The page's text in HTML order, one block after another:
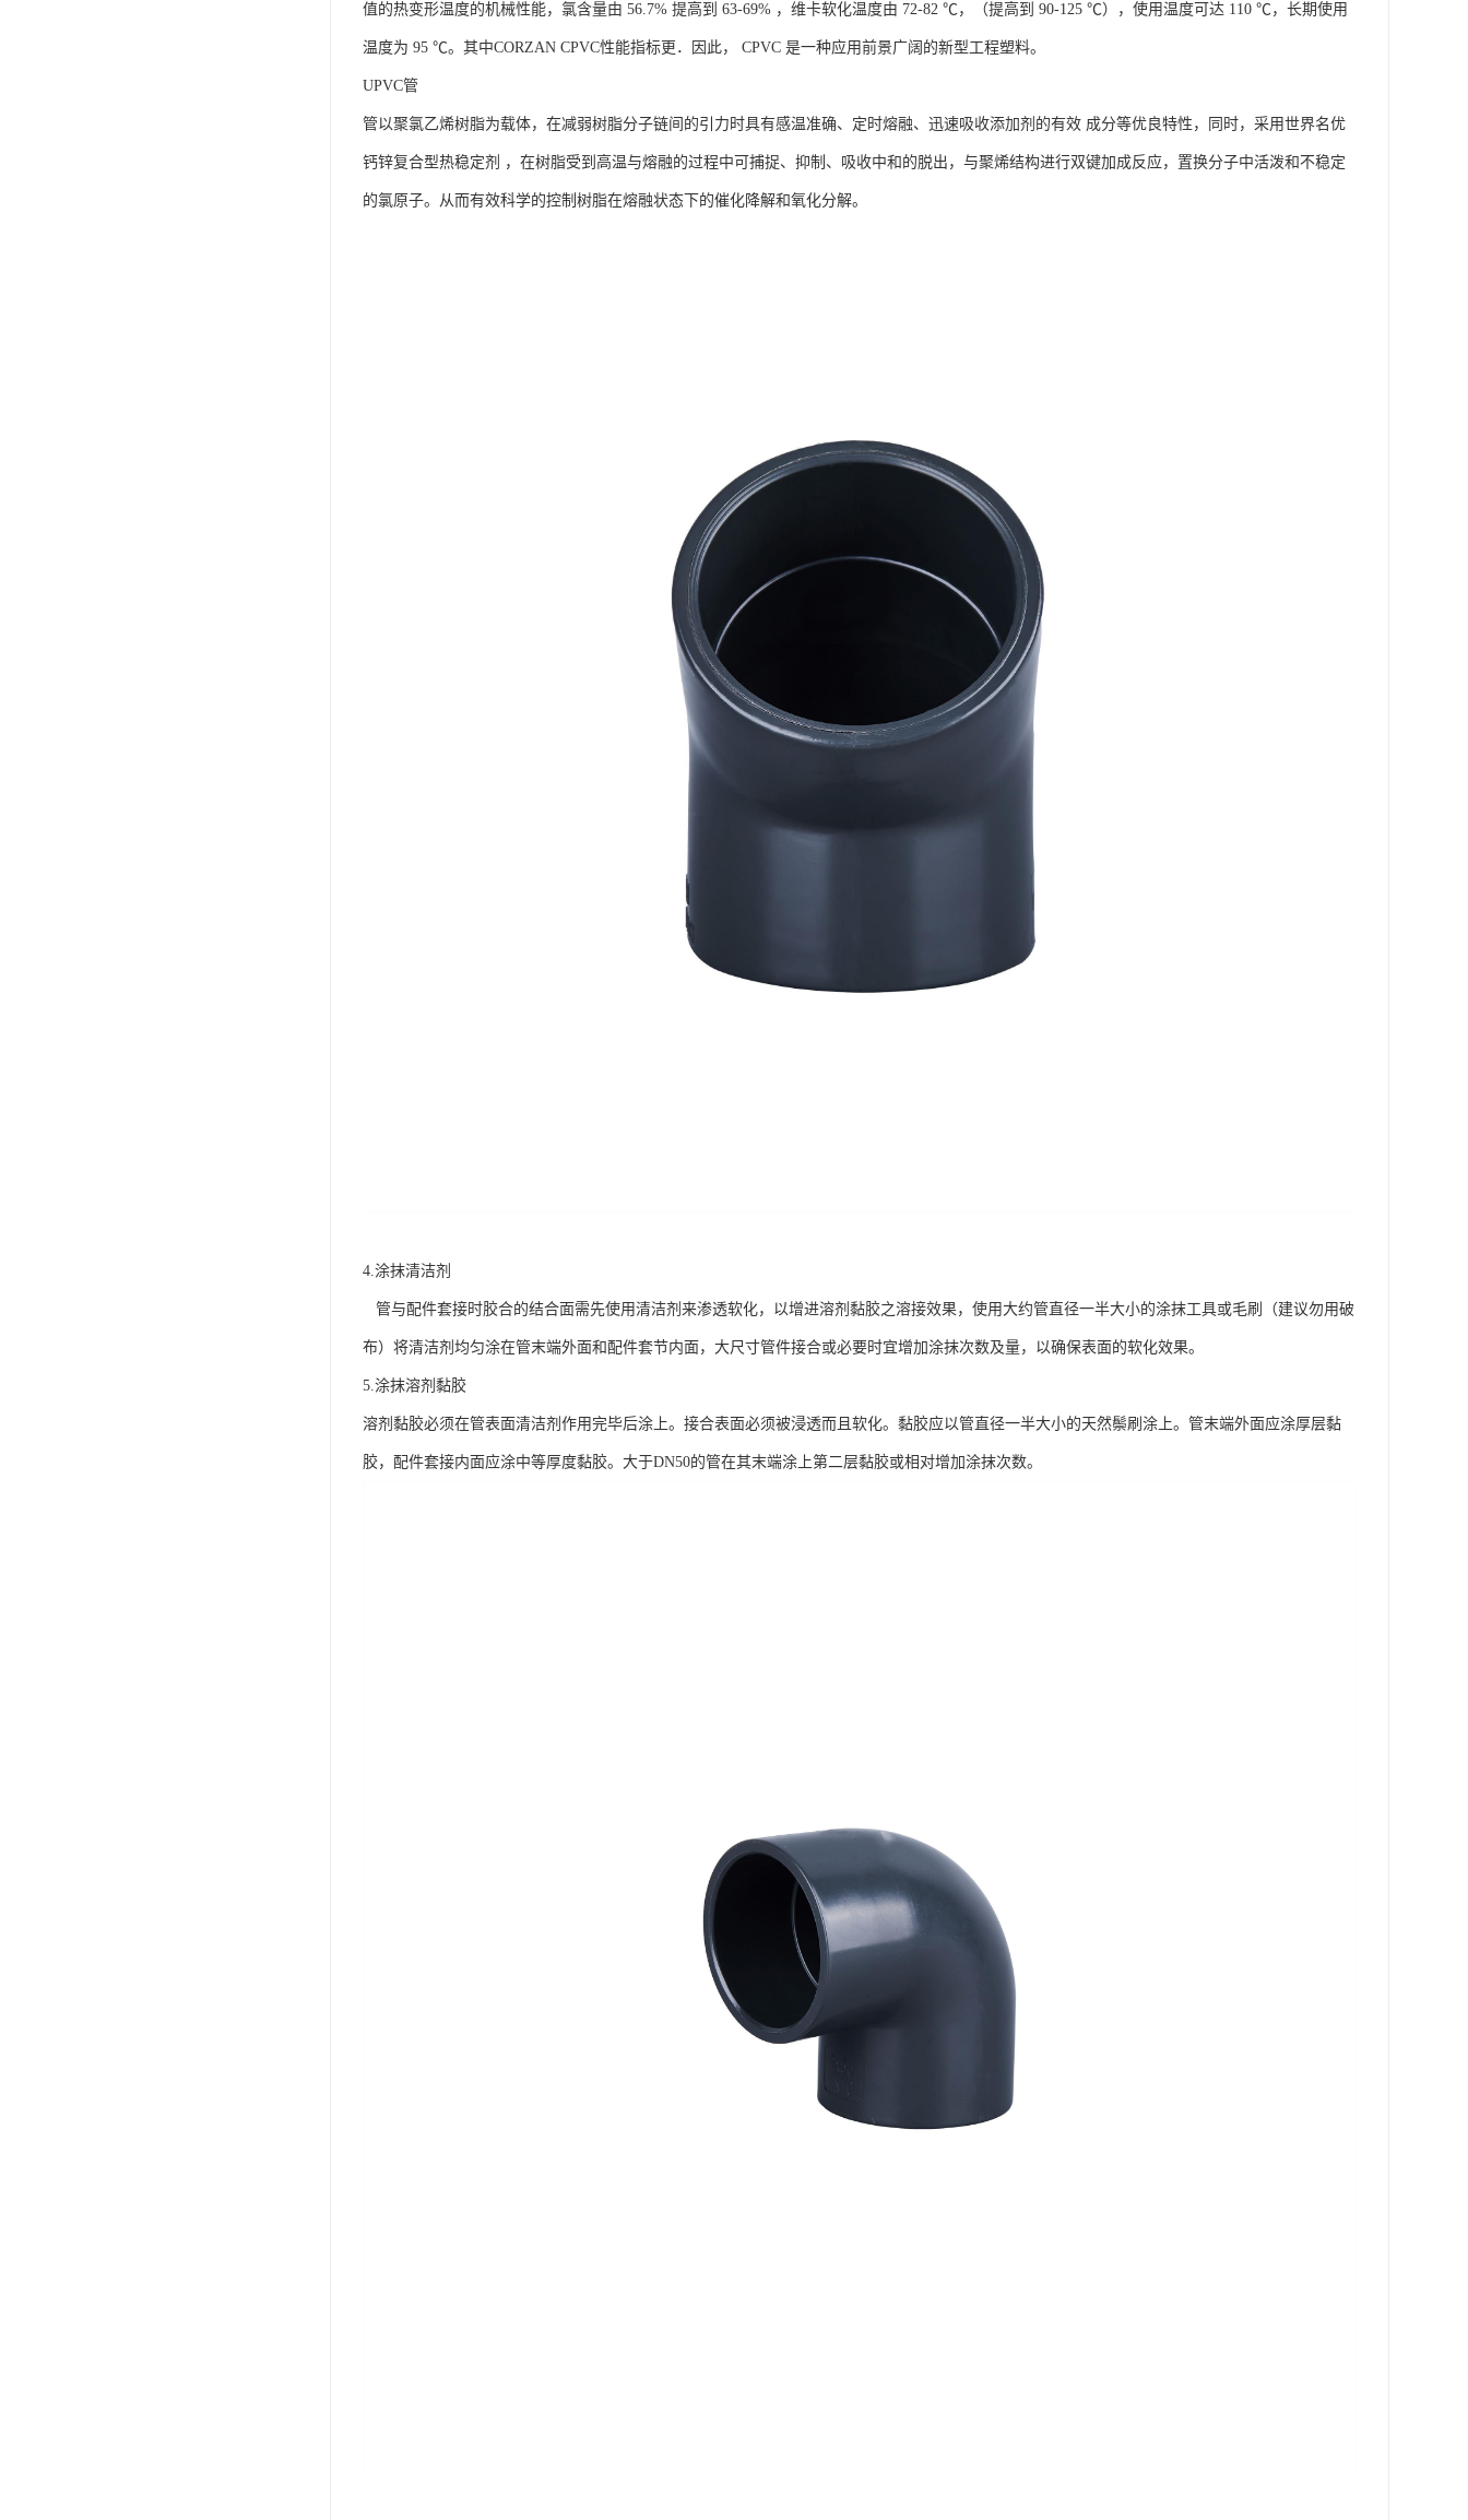
值的热变形温度的机械性能，氯含量由 56.7% 提高到 63-69% ，维卡软化温度由 72-82 ℃，（提高到 90-125 ℃），使用温度可达 110 ℃，长期使用
温度为 95 ℃。其中CORZAN CPVC性能指标更．因此， CPVC 是一种应用前景广阔的新型工程塑料。
UPVC管
管以聚氯乙烯树脂为载体，在减弱树脂分子链间的引力时具有感温准确、定时熔融、迅速吸收添加剂的有效 成分等优良特性，同时，采用世界名优
钙锌复合型热稳定剂 ，在树脂受到高温与熔融的过程中可捕捉、抑制、吸收中和的脱出，与聚烯结构进行双键加成反应，置换分子中活泼和不稳定
的氯原子。从而有效科学的控制树脂在熔融状态下的催化降解和氧化分解。
4.涂抹清洁剂
管与配件套接时胶合的结合面需先使用清洁剂来渗透软化，以增进溶剂黏胶之溶接效果，使用大约管直径一半大小的涂抹工具或毛刷（建议勿用破
布）将清洁剂均匀涂在管末端外面和配件套节内面，大尺寸管件接合或必要时宜增加涂抹次数及量，以确保表面的软化效果。
5.涂抹溶剂黏胶
溶剂黏胶必须在管表面清洁剂作用完毕后涂上。接合表面必须被浸透而且软化。黏胶应以管直径一半大小的天然鬃刷涂上。管末端外面应涂厚层黏
胶，配件套接内面应涂中等厚度黏胶。大于DN50的管在其末端涂上第二层黏胶或相对增加涂抹次数。